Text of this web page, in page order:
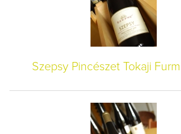
Szepsy Pincészet Tokaji